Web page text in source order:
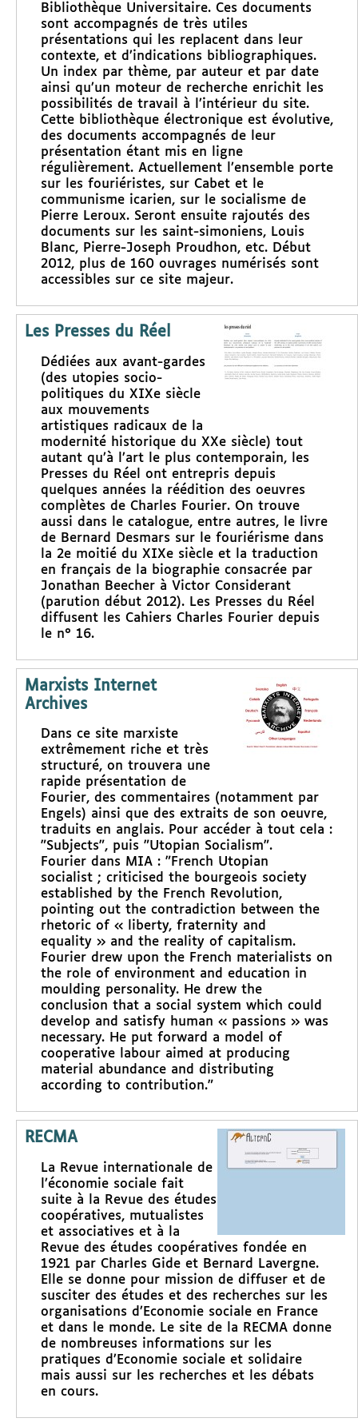
Bibliothèque Universitaire. Ces documents
sont accompagnés de très utiles
présentations qui les replacent dans leur
contexte, et d’indications bibliographiques.
Un index par thème, par auteur et par date
ainsi qu’un moteur de recherche enrichit les
possibilités de travail à l’intérieur du site.
Cette bibliothèque électronique est évolutive,
des documents accompagnés de leur
présentation étant mis en ligne
régulièrement. Actuellement l’ensemble porte
sur les fouriéristes, sur Cabet et le
communisme icarien, sur le socialisme de
Pierre Leroux. Seront ensuite rajoutés des
documents sur les saint-simoniens, Louis
Blanc, Pierre-Joseph Proudhon, etc. Début
2012, plus de 160 ouvrages numérisés sont
accessibles sur ce site majeur.
Les Presses du Réel
Dédiées aux avant-gardes
(des utopies socio-
politiques du XIXe siècle
aux mouvements
artistiques radicaux de la
modernité historique du XXe siècle) tout
autant qu’à l’art le plus contemporain, les
Presses du Réel ont entrepris depuis
quelques années la réédition des oeuvres
complètes de Charles Fourier. On trouve
aussi dans le catalogue, entre autres, le livre
de Bernard Desmars sur le fouriérisme dans
la 2e moitié du XIXe siècle et la traduction
en français de la biographie consacrée par
Jonathan Beecher à Victor Considerant
(parution début 2012). Les Presses du Réel
diffusent les Cahiers Charles Fourier depuis
le n° 16.
Marxists Internet
Archives
Dans ce site marxiste
extrêmement riche et très
structuré, on trouvera une
rapide présentation de
Fourier, des commentaires (notamment par
Engels) ainsi que des extraits de son oeuvre,
traduits en anglais. Pour accéder à tout cela :
"Subjects", puis "Utopian Socialism".
Fourier dans MIA : "French Utopian
socialist ; criticised the bourgeois society
established by the French Revolution,
pointing out the contradiction between the
rhetoric of « liberty, fraternity and
equality » and the reality of capitalism.
Fourier drew upon the French materialists on
the role of environment and education in
moulding personality. He drew the
conclusion that a social system which could
develop and satisfy human « passions » was
necessary. He put forward a model of
cooperative labour aimed at producing
material abundance and distributing
according to contribution."
RECMA
La Revue internationale de
l’économie sociale fait
suite à la Revue des études
coopératives, mutualistes
et associatives et à la
Revue des études coopératives fondée en
1921 par Charles Gide et Bernard Lavergne.
Elle se donne pour mission de diffuser et de
susciter des études et des recherches sur les
organisations d’Economie sociale en France
et dans le monde. Le site de la RECMA donne
de nombreuses informations sur les
pratiques d’Economie sociale et solidaire
mais aussi sur les recherches et les débats
en cours.